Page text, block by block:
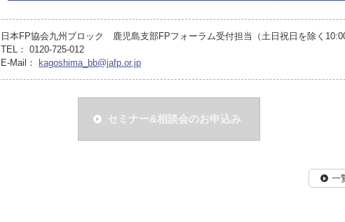
日本FP協会九州ブロック 鹿児島支部FPフォーラム受付担当（土日祝日を除く10:00
TEL： 0120-725-012
E-Mail：
kagoshima_bb@jafp.or.jp
セミナー&相談会のお申込み
一